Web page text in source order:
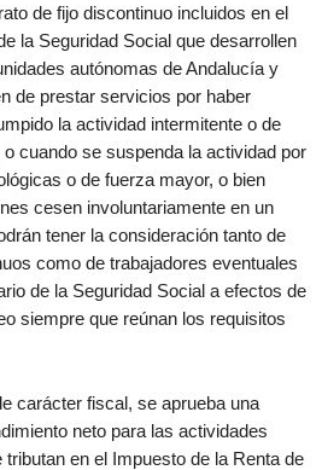
de fijo discontinuo incluidos en el
la Seguridad Social que desarrollen
autónomas de Andalucía y
de prestar servicios por haber
la actividad intermitente o de
cuando se suspenda la actividad por
o de fuerza mayor, o bien
cesen involuntariamente en un
tener la consideración tanto de
como de trabajadores eventuales
de la Seguridad Social a efectos de
siempre que reúnan los requisitos
carácter fiscal, se aprueba una
neto para las actividades
en el Impuesto de la Renta de